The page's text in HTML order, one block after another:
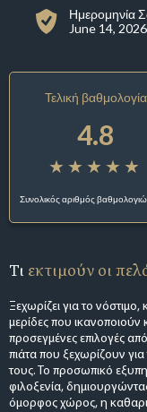
Ημερομηνία
June 14, 2026
Τελική βαθμολογία
4.8
Συνολικός αριθμός
Τι εκτιμούν οι
Ξεχωρίζει για το
μερίδες που ικανοποιούν
προσεγμένες επιλογές
πιάτα που ξεχωρίζουν
τους. Το προσωπικό
φιλοξενία,
όμορφος χώρος, η